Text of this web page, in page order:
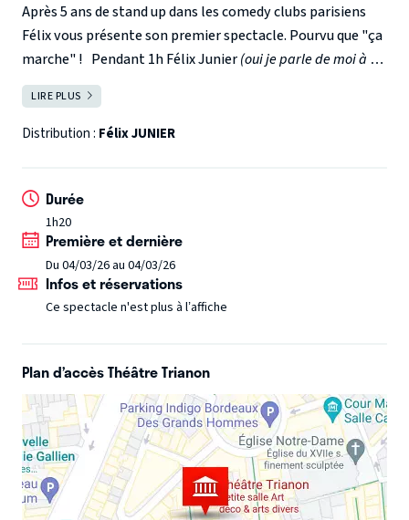
Après 5 ans de stand up dans les comedy clubs parisiens
Félix vous présente son premier spectacle. Pourvu que "ça
marche" ! Pendant 1h Félix Junier(oui je parle de moi à la
3e personne)vous parle de son parcours qui l'a mené à la
scène.
C'est donc à l'aide d'autodérision et de raisonnements
anxiétés pour réaliser son rêve. Un spectacle good vibes
avec un message d'espoir (à un moment je parle d'un
pigeon dans une poubelle c'est une histoire incroyable ).
Félix Junier.
LIRE PLUS
Distribution : Félix JUNIER
Durée
1h20
Première et dernière
Du 04/03/26 au 04/03/26
Infos et réservations
Ce spectacle n'est plus à l’affiche
Plan d’accès Théâtre Trianon